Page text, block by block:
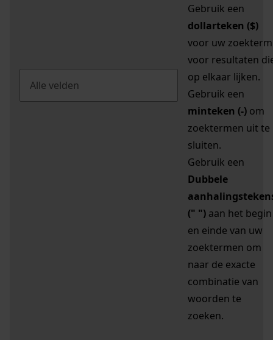
Gebruik een
dollarteken ($)
voor uw zoekterm
voor resultaten
op elkaar lijken.
Gebruik een
minteken (-) om
zoektermen uit te
sluiten.
Gebruik een
Dubbele
(" ") aan het begin
en einde van uw
zoektermen om
naar de exacte
combinatie van
woorden te
zoeken.